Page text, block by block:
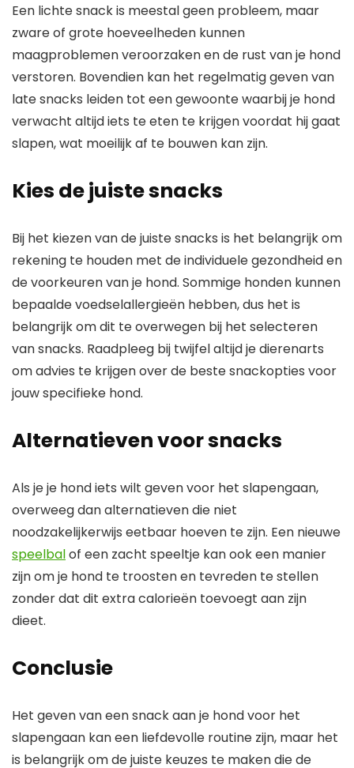
Een lichte snack is meestal geen probleem, maar
zware of grote hoeveelheden kunnen
maagproblemen veroorzaken en de rust van je hond
verstoren. Bovendien kan het regelmatig geven van
late snacks leiden tot een gewoonte waarbij je hond
verwacht altijd iets te eten te krijgen voordat hij gaat
slapen, wat moeilijk af te bouwen kan zijn.
Kies de juiste snacks
Bij het kiezen van de juiste snacks is het belangrijk om
rekening te houden met de individuele gezondheid en
de voorkeuren van je hond. Sommige honden kunnen
bepaalde voedselallergieën hebben, dus het is
belangrijk om dit te overwegen bij het selecteren
van snacks. Raadpleeg bij twijfel altijd je dierenarts
om advies te krijgen over de beste snackopties voor
jouw specifieke hond.
Alternatieven voor snacks
Als je je hond iets wilt geven voor het slapengaan,
overweeg dan alternatieven die niet
noodzakelijkerwijs eetbaar hoeven te zijn. Een nieuwe
speelbalof een zacht speeltje kan ook een manier
zijn om je hond te troosten en tevreden te stellen
zonder dat dit extra calorieën toevoegt aan zijn
dieet.
Conclusie
Het geven van een snack aan je hond voor het
slapengaan kan een liefdevolle routine zijn, maar het
is belangrijk om de juiste keuzes te maken die de